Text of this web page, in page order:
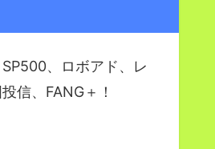
SP500、ロボアド、レ
信、FANG＋！